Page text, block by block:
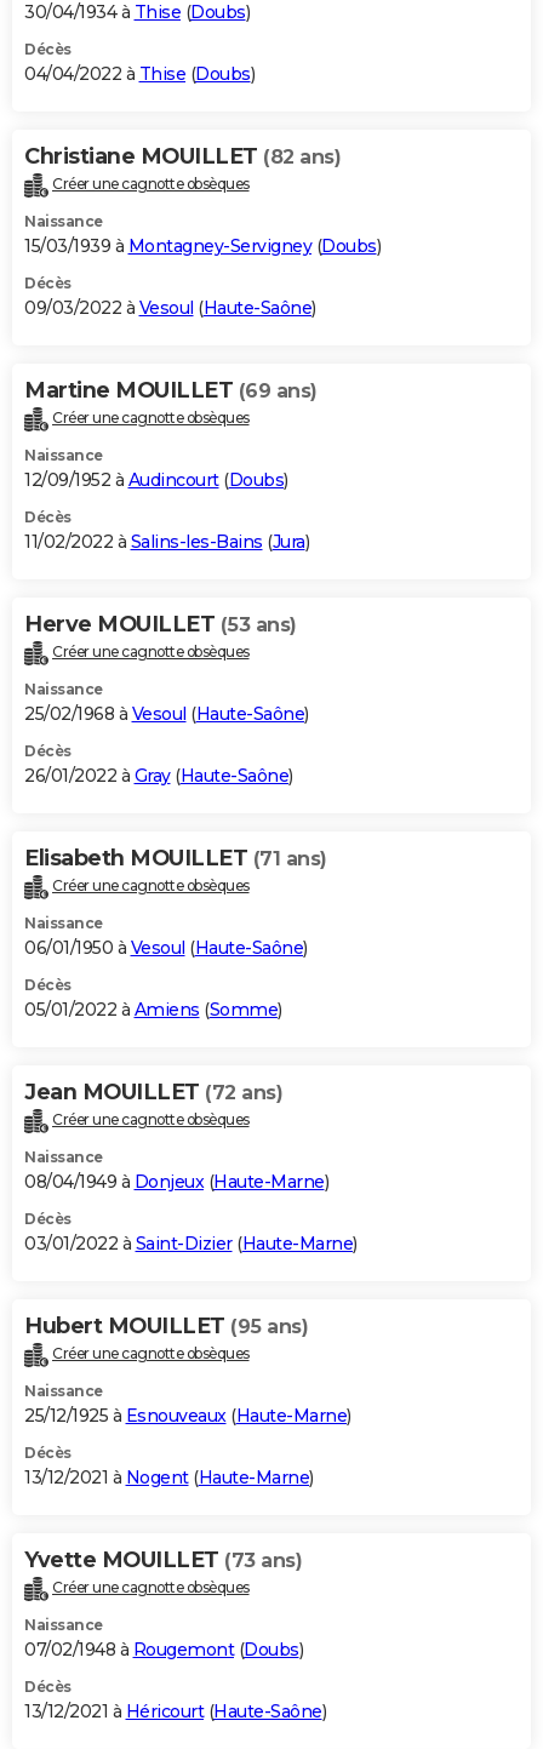
30/04/1934 à Thise (Doubs)
Décès
04/04/2022 à Thise (Doubs)
Christiane MOUILLET (82 ans)
Créer une cagnotte obsèques
Naissance
15/03/1939 à Montagney-Servigney(Doubs)
Décès
09/03/2022 à Vesoul (Haute-Saône)
Martine MOUILLET (69 ans)
Créer une cagnotte obsèques
Naissance
12/09/1952 à Audincourt(Doubs)
Décès
11/02/2022 à Salins-les-Bains (Jura)
Herve MOUILLET (53 ans)
Créer une cagnotte obsèques
Naissance
25/02/1968 à Vesoul (Haute-Saône)
Décès
26/01/2022 à Gray(Haute-Saône)
Elisabeth MOUILLET (71 ans)
Créer une cagnotte obsèques
Naissance
06/01/1950 à Vesoul (Haute-Saône)
Décès
05/01/2022 à Amiens (Somme)
Jean MOUILLET (72 ans)
Créer une cagnotte obsèques
Naissance
08/04/1949 à Donjeux(Haute-Marne)
Décès
03/01/2022 à Saint-Dizier(Haute-Marne)
Hubert MOUILLET (95 ans)
Créer une cagnotte obsèques
Naissance
25/12/1925 à Esnouveaux(Haute-Marne)
Décès
13/12/2021 à Nogent(Haute-Marne)
Yvette MOUILLET (73 ans)
Créer une cagnotte obsèques
Naissance
07/02/1948 à Rougemont(Doubs)
Décès
13/12/2021 à Héricourt(Haute-Saône)